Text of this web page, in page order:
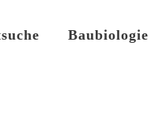
Baubiologie